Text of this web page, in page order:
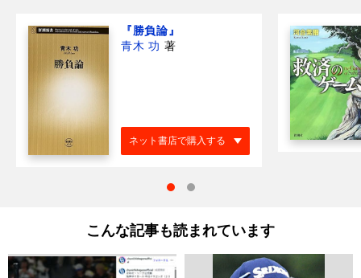
『勝負論』
青木 功 著
ネット書店で購入する
こんな記事も読まれています